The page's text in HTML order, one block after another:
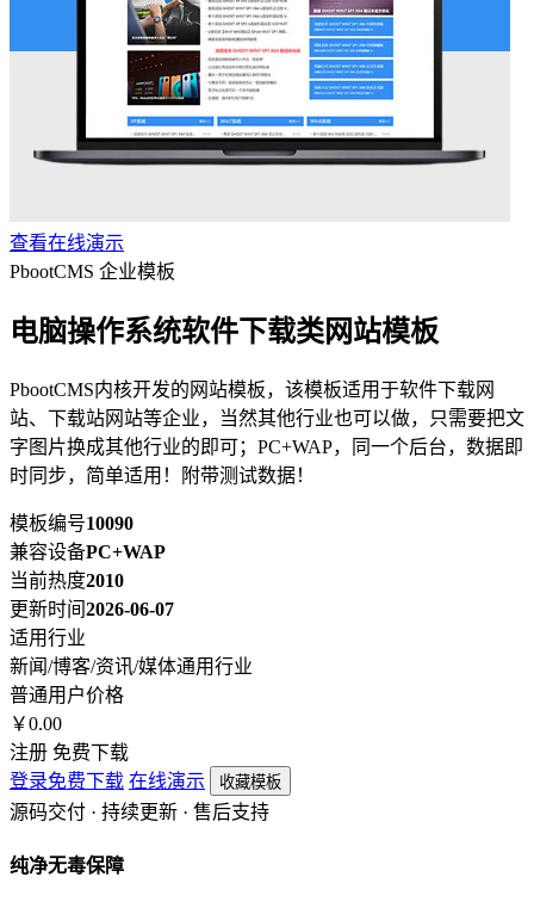
查看在线演示
PbootCMS 企业模板
电脑操作系统软件下载类网站模板
PbootCMS内核开发的网站模板，该模板适用于软件下载网
站、下载站网站等企业，当然其他行业也可以做，只需要把文
字图片换成其他行业的即可；PC+WAP，同一个后台，数据即
时同步，简单适用！附带测试数据！
模板编号10090
兼容设备PC+WAP
当前热度2010
更新时间2026-06-07
适用行业
新闻/博客/资讯/媒体通用行业
普通用户价格
￥0.00
注册 免费下载
登录免费下载 在线演示 收藏模板
源码交付 · 持续更新 · 售后支持
纯净无毒保障